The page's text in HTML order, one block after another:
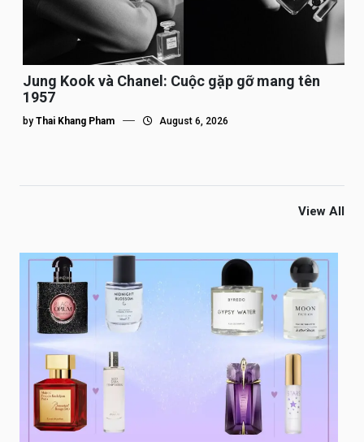
Jung Kook và Chanel: Cuộc gặp gỡ mang tên
1957
by Thai Khang Pham August 6, 2026
View All